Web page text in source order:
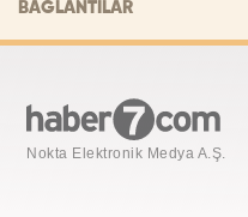
BAĞLANTILAR
Nokta Elektronik Medya A.Ş.